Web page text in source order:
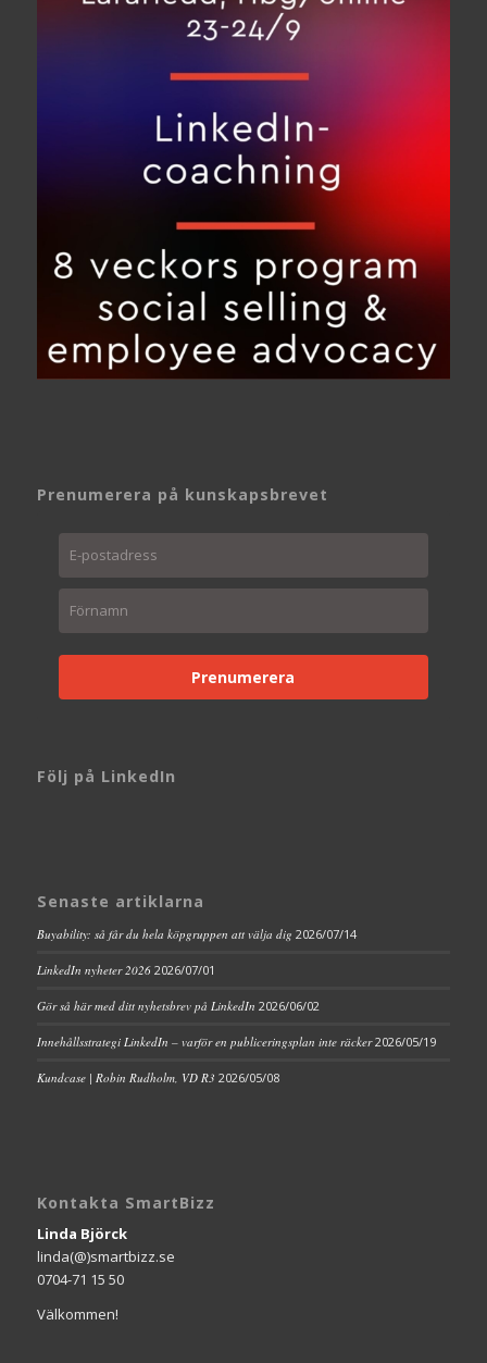
Prenumerera på kunskapsbrevet
Prenumerera
Följ på LinkedIn
Senaste artiklarna
Buyability: så får du hela köpgruppen att välja dig 2026/07/14
LinkedIn nyheter 2026 2026/07/01
Gör så här med ditt nyhetsbrev på LinkedIn 2026/06/02
Innehållsstrategi LinkedIn – varför en publiceringsplan inte räcker 2026/05/19
Kundcase | Robin Rudholm, VD R3 2026/05/08
Kontakta SmartBizz
Linda Björck
linda(@)smartbizz.se
0704-71 15 50
Välkommen!